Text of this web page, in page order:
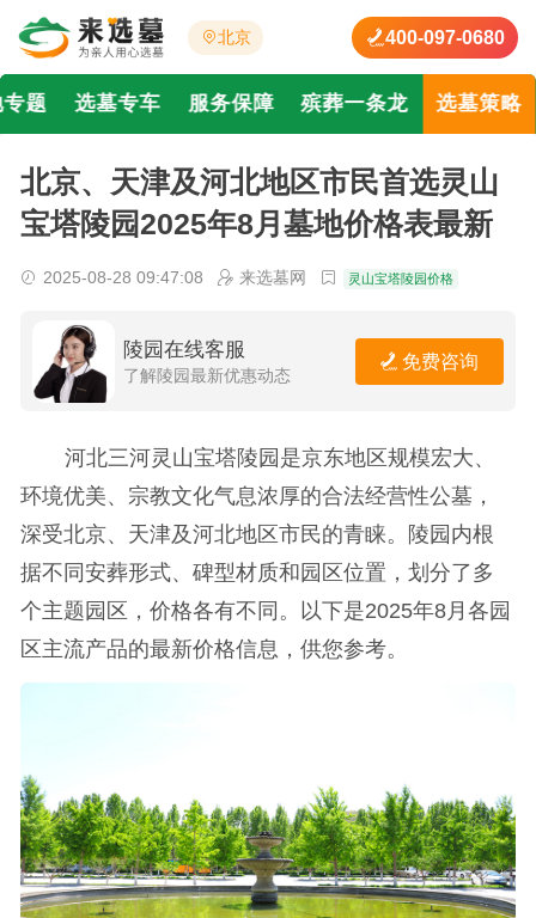
北京 400-097-0680
题 选墓专车 服务保障 殡葬一条龙 选墓策略
北京、天津及河北地区市民首选灵山
宝塔陵园2025年8月墓地价格表最新
2025-08-28 09:47:08 来选墓网 灵山宝塔陵园价格
陵园在线客服
了解陵园最新优惠动态
免费咨询
河北三河灵山宝塔陵园是京东地区规模宏大、
环境优美、宗教文化气息浓厚的合法经营性公墓，
深受北京、天津及河北地区市民的青睐。陵园内根
据不同安葬形式、碑型材质和园区位置，划分了多
个主题园区，价格各有不同。以下是2025年8月各园
区主流产品的最新价格信息，供您参考。